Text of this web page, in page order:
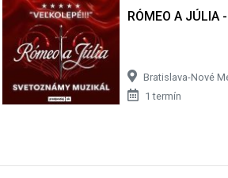
RÓMEO A
Bratislava-Nové
1 termín